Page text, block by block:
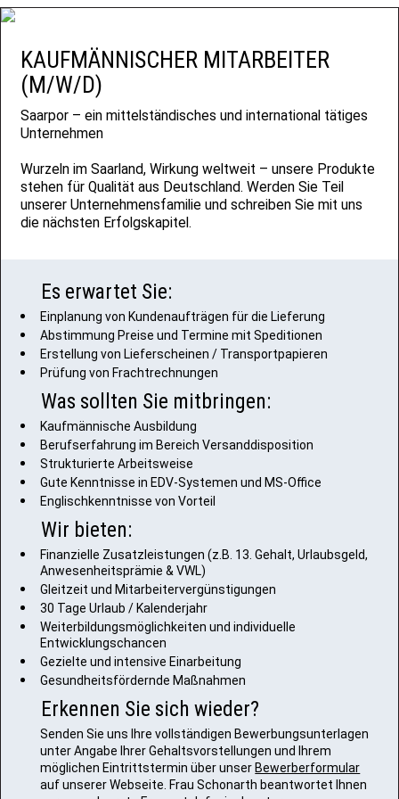
KAUFMÄNNISCHER MITARBEITER
(M/W/D)
Saarpor – ein mittelständisches und international tätiges
Unternehmen
Wurzeln im Saarland, Wirkung weltweit – unsere Produkte
stehen für Qualität aus Deutschland. Werden Sie Teil
unserer Unternehmensfamilie und schreiben Sie mit uns
die nächsten Erfolgskapitel.
Es erwartet Sie:
Einplanung von Kundenaufträgen für die Lieferung
Abstimmung Preise und Termine mit Speditionen
Erstellung von Lieferscheinen / Transportpapieren
Prüfung von Frachtrechnungen
Was sollten Sie mitbringen:
Kaufmännische Ausbildung
Berufserfahrung im Bereich Versanddisposition
Strukturierte Arbeitsweise
Gute Kenntnisse in EDV-Systemen und MS-Office
Englischkenntnisse von Vorteil
Wir bieten:
Finanzielle Zusatzleistungen (z.B. 13. Gehalt, Urlaubsgeld,
Anwesenheitsprämie & VWL)
Gleitzeit und Mitarbeitervergünstigungen
30 Tage Urlaub / Kalenderjahr
Weiterbildungsmöglichkeiten und individuelle
Entwicklungschancen
Gezielte und intensive Einarbeitung
Gesundheitsfördernde Maßnahmen
Erkennen Sie sich wieder?
Senden Sie uns Ihre vollständigen Bewerbungsunterlagen
unter Angabe Ihrer Gehaltsvorstellungen und Ihrem
möglichen Eintrittstermin über unser Bewerberformular
auf unserer Webseite. Frau Schonarth beantwortet Ihnen